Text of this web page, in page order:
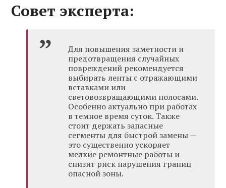
Совет эксперта:
Для повышения заметности и
предотвращения случайных
повреждений рекомендуется
выбирать ленты с отражающими
вставками или
световозвращающими полосами.
Особенно актуально при работах
в темное время суток. Также
стоит держать запасные
сегменты для быстрой замены —
это существенно ускоряет
мелкие ремонтные работы и
снизит риск нарушения границ
опасной зоны.